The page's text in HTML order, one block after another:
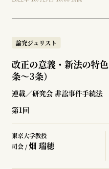
論究ジュリスト
改正の意義・新法の特
条～3条）
連載／研究会 非訟事件手続法
第1回
東京大学教授
司会 /畑 瑞穂